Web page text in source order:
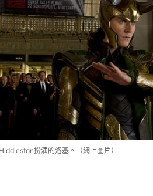
扮演的洛基。（網上圖片）